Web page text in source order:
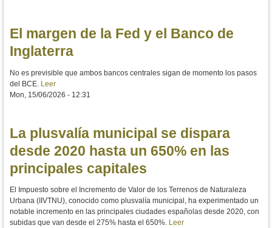
El margen de la Fed y el Banco de
Inglaterra
No es previsible que ambos bancos centrales sigan de momento los pasos
del BCE. Leer
Mon, 15/06/2026 - 12:31
La plusvalía municipal se dispara
desde 2020 hasta un 650% en las
principales capitales
El Impuesto sobre el Incremento de Valor de los Terrenos de Naturaleza
Urbana (IIVTNU), conocido como plusvalía municipal, ha experimentado un
notable incremento en las principales ciudades españolas desde 2020, con
subidas que van desde el 275% hasta el 650%. Leer